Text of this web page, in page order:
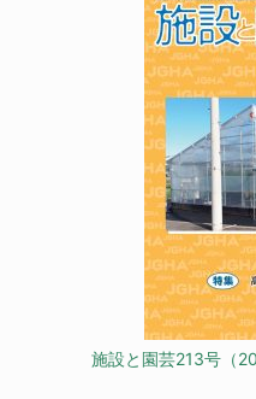
施設と園芸213号（